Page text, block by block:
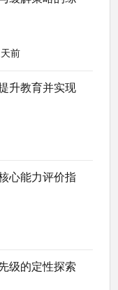
前
升教育并实现
心能力评价指
级的定性探索